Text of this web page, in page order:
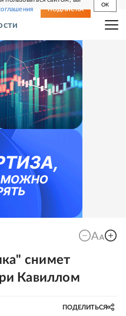
OK
ПОДПИСКА
снимет
Кавиллом
ПОДЕЛИТЬСЯ